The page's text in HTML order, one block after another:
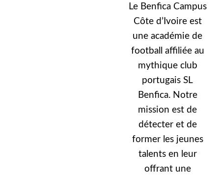
Le Benfica Campus
Côte d’Ivoire est
une académie de
football affiliée au
mythique club
portugais SL
Benfica. Notre
mission est de
détecter et de
former les jeunes
talents en leur
offrant une